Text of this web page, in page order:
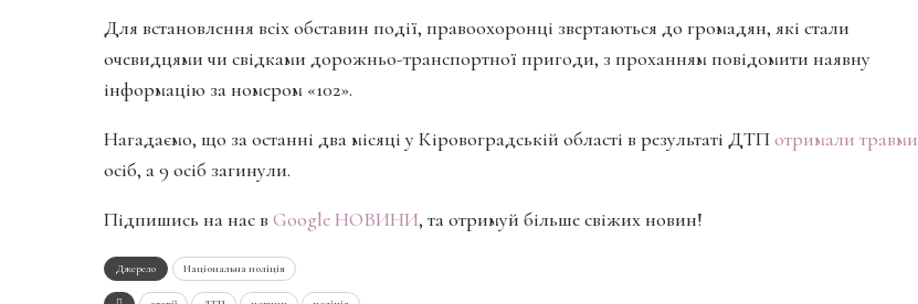
Для встановлення всіх обставин події, правоохоронці звертаються до громадян, які стали
очевидцями чи свідками дорожньо-транспортної пригоди, з проханням повідомити наявну
інформацію за номером «102».
Нагадаємо, що за останні два місяці у Кіровоградській області в результаті ДТПотримали травми
осіб, а 9 осіб загинули.
Підпишись на нас в Google НОВИНИ, та отримуй більше свіжих новин!
Джерело Національна поліція